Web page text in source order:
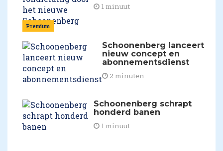
Premium
1 minuut
Schoonenberg lanceert
nieuw concept en
abonnementsdienst
2 minuten
Schoonenberg schrapt
honderd banen
1 minuut